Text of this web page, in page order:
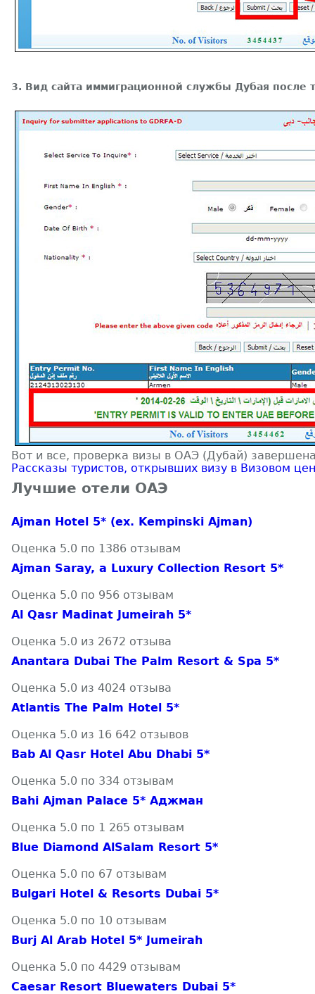
3. Вид сайта иммиграционной службы Дубая после
Вот и все, проверка визы в ОАЭ (Дубай)
Рассказы туристов, открывших визу в Визовом
Лучшие отели ОАЭ
Ajman Hotel 5* (ex. Kempinski Ajman)
Оценка 5.0 по 1386 отзывам
Ajman Saray, a Luxury Collection Resort 5*
Оценка 5.0 по 956 отзывам
Al Qasr Madinat Jumeirah 5*
Оценка 5.0 из 2672 отзыва
Anantara Dubai The Palm Resort & Spa 5*
Оценка 5.0 из 4024 отзыва
Atlantis The Palm Hotel 5*
Оценка 5.0 из 16 642 отзывов
Bab Al Qasr Hotel Abu Dhabi 5*
Оценка 5.0 по 334 отзывам
Bahi Ajman Palace 5* Аджман
Оценка 5.0 по 1 265 отзывам
Blue Diamond AlSalam Resort 5*
Оценка 5.0 по 67 отзывам
Bulgari Hotel & Resorts Dubai 5*
Оценка 5.0 по 10 отзывам
Burj Al Arab Hotel 5* Jumeirah
Оценка 5.0 по 4429 отзывам
Caesar Resort Bluewaters Dubai 5*